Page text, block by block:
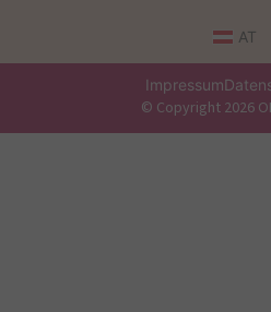
AT
Impressum
© Copyright 2026